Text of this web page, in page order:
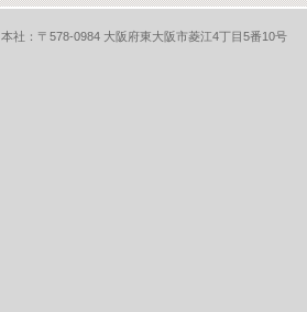
本社：〒578-0984 大阪府東大阪市菱江4丁目5番10号